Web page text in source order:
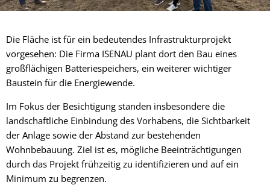
Die Fläche ist für ein bedeutendes Infrastrukturprojekt
vorgesehen: Die Firma ISENAU plant dort den Bau eines
großflächigen Batteriespeichers, ein weiterer wichtiger
Baustein für die Energiewende.
Im Fokus der Besichtigung standen insbesondere die
landschaftliche Einbindung des Vorhabens, die Sichtbarkeit
der Anlage sowie der Abstand zur bestehenden
Wohnbebauung. Ziel ist es, mögliche Beeinträchtigungen
durch das Projekt frühzeitig zu identifizieren und auf ein
Minimum zu begrenzen.